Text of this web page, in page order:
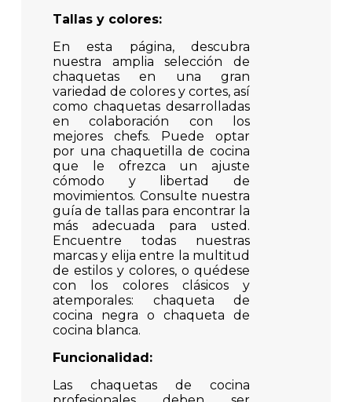
Tallas y colores:
En esta página, descubra
nuestra amplia selección de
chaquetas en una gran
variedad de colores y cortes, así
como chaquetas desarrolladas
en colaboración con los
mejores chefs. Puede optar
por una chaquetilla de cocina
que le ofrezca un ajuste
cómodo y libertad de
movimientos. Consulte nuestra
guía de tallas para encontrar la
más adecuada para usted.
Encuentre todas nuestras
marcas y elija entre la multitud
de estilos y colores, o quédese
con los colores clásicos y
atemporales: chaqueta de
cocina negra o chaqueta de
cocina blanca.
Funcionalidad:
Las chaquetas de cocina